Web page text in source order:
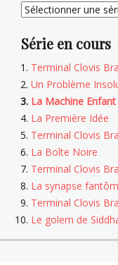
Série en cours
Terminal Clovis
Un Problème
La Machine Enfant
La Première Idée
Terminal Clovis
La Boîte Noire
Terminal Clovis
La synapse
Terminal Clovis
Le golem de